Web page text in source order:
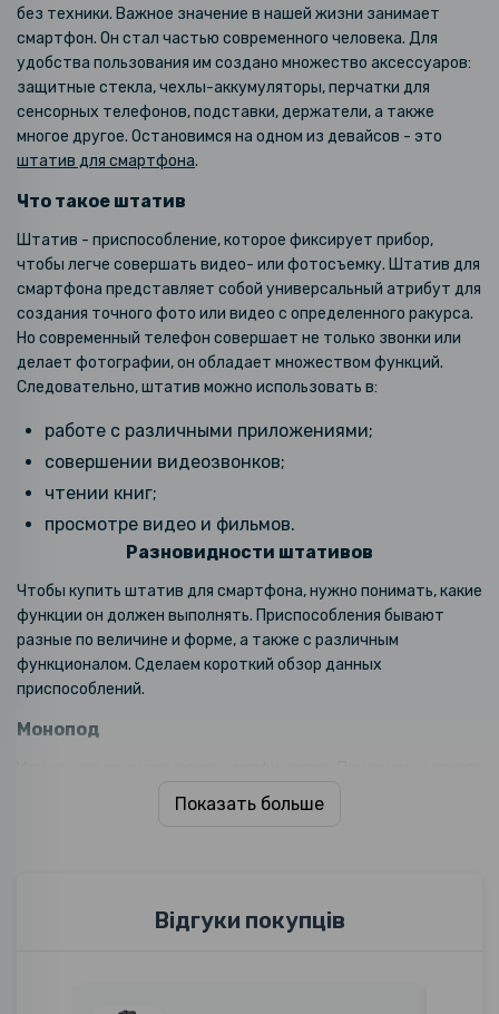
без техники. Важное значение в нашей жизни занимает
смартфон. Он стал частью современного человека. Для
удобства пользования им создано множество аксессуаров:
защитные стекла, чехлы-аккумуляторы, перчатки для
сенсорных телефонов, подставки, держатели, а также
многое другое. Остановимся на одном из девайсов - это
штатив для смартфона.
Что такое штатив
Штатив - приспособление, которое фиксирует прибор,
чтобы легче совершать видео- или фотосъемку. Штатив для
смартфона представляет собой универсальный атрибут для
создания точного фото или видео с определенного ракурса.
Но современный телефон совершает не только звонки или
делает фотографии, он обладает множеством функций.
Следовательно, штатив можно использовать в:
работе с различными приложениями;
совершении видеозвонков;
чтении книг;
просмотре видео и фильмов.
Разновидности штативов
Чтобы купить штатив для смартфона, нужно понимать, какие
функции он должен выполнять. Приспособления бывают
разные по величине и форме, а также с различным
функционалом. Сделаем короткий обзор данных
приспособлений.
Монопод
держателя очень удобно делать селфи, групповое фото или
существует под определенную марку телефона,
Показать больше
Відгуки покупців